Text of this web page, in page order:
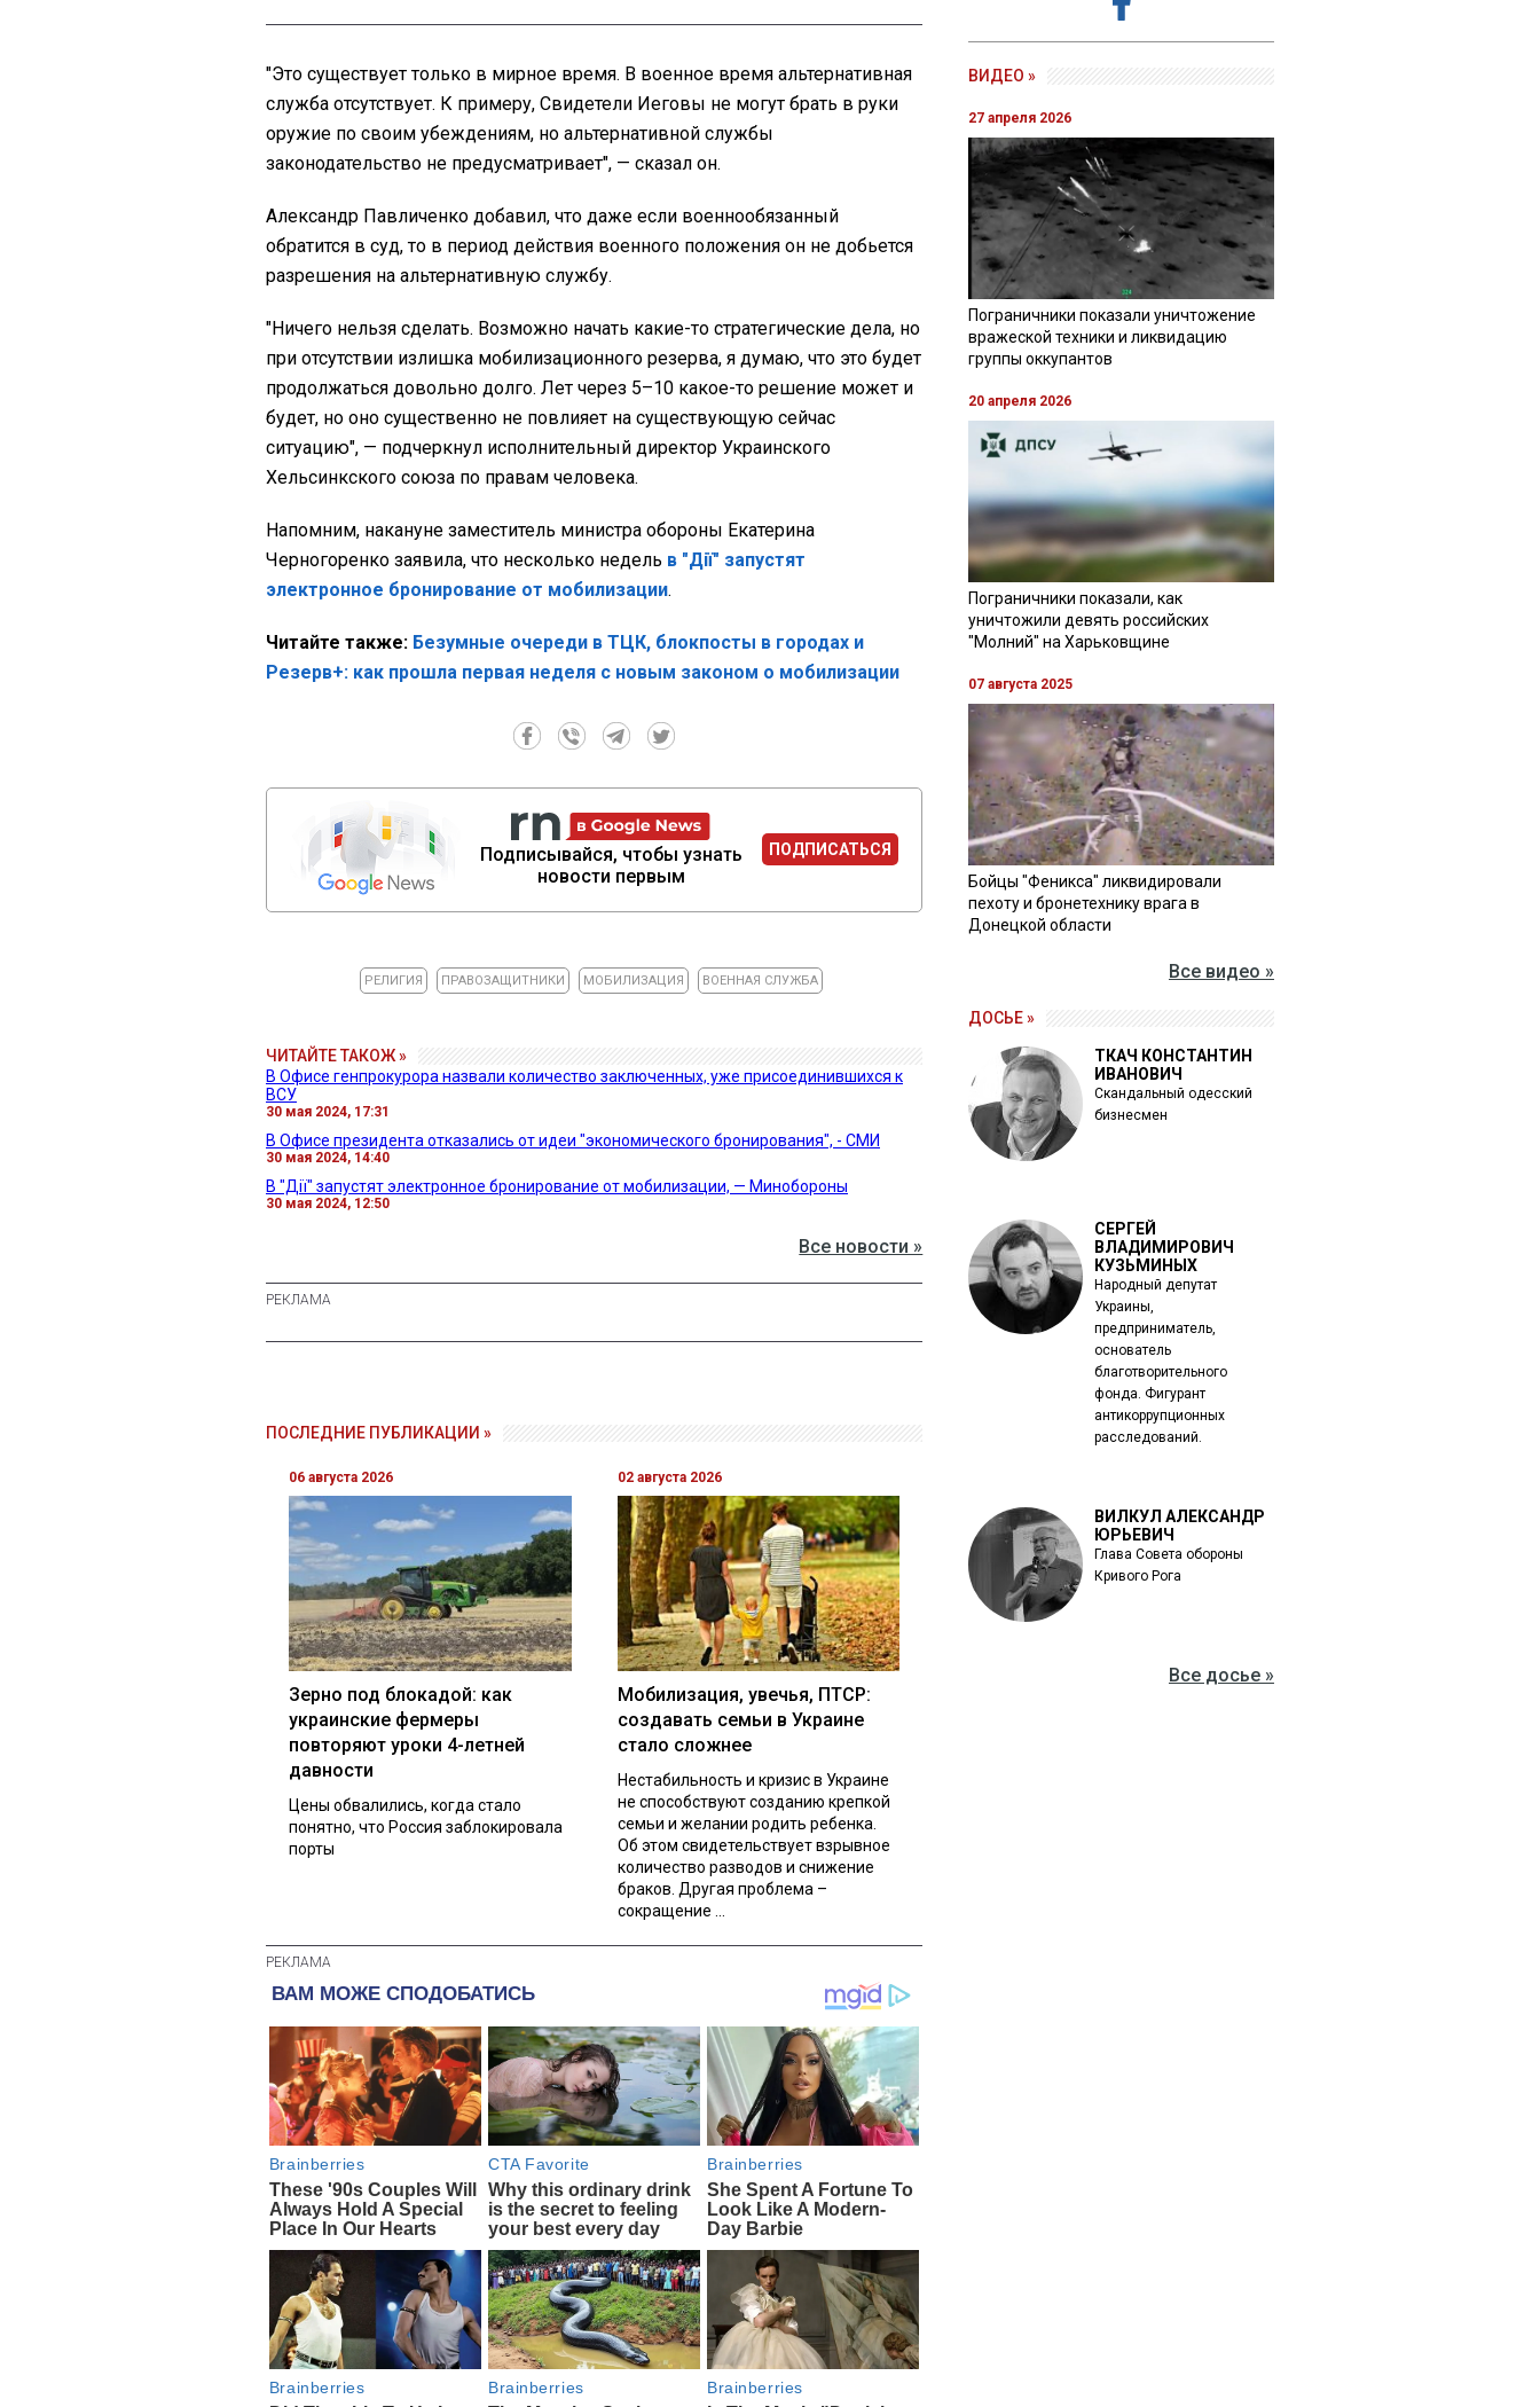
"Это существует только в мирное время. В военное время альтернативная
служба отсутствует. К примеру, Свидетели Иеговы не могут брать в руки
оружие по своим убеждениям, но альтернативной службы
законодательство не предусматривает", — сказал он.
Александр Павличенко добавил, что даже если военнообязанный
обратится в суд, то в период действия военного положения он не добьется
разрешения на альтернативную службу.
"Ничего нельзя сделать. Возможно начать какие-то стратегические дела, но
при отсутствии излишка мобилизационного резерва, я думаю, что это будет
продолжаться довольно долго. Лет через 5–10 какое-то решение может и
будет, но оно существенно не повлияет на существующую сейчас
ситуацию", — подчеркнул исполнительный директор Украинского
Хельсинкского союза по правам человека.
Напомним, накануне заместитель министра обороны Екатерина
Черногоренко заявила, что несколько недель в "Дії" запустят
электронное бронирование от мобилизации.
Читайте также: Безумные очереди в ТЦК, блокпосты в городах и
Резерв+: как прошла первая неделя с новым законом о мобилизации
Подписывайся, чтобы узнать
новости первым
ПОДПИСАТЬСЯ
РЕЛИГИЯ ПРАВОЗАЩИТНИКИ МОБИЛИЗАЦИЯ ВОЕННАЯ СЛУЖБА
ЧИТАЙТЕ ТАКОЖ »
В Офисе генпрокурора назвали количество заключенных, уже присоединившихся к
ВСУ
30 мая 2024, 17:31
В Офисе президента отказались от идеи "экономического бронирования", - СМИ
30 мая 2024, 14:40
В "Дії" запустят электронное бронирование от мобилизации, — Минобороны
30 мая 2024, 12:50
Все новости »
ПОСЛЕДНИЕ ПУБЛИКАЦИИ »
06 августа 2026
Зерно под блокадой: как
украинские фермеры
повторяют уроки 4-летней
давности
Цены обвалились, когда стало
понятно, что Россия заблокировала
порты
02 августа 2026
Мобилизация, увечья, ПТСР:
создавать семьи в Украине
стало сложнее
Нестабильность и кризис в Украине
не способствуют созданию крепкой
семьи и желании родить ребенка.
Об этом свидетельствует взрывное
количество разводов и снижение
браков. Другая проблема –
сокращение ...
ВИДЕО »
27 апреля 2026
Пограничники показали уничтожение
вражеской техники и ликвидацию
группы оккупантов
20 апреля 2026
Пограничники показали, как
уничтожили девять российских
"Молний" на Харьковщине
07 августа 2025
Бойцы "Феникса" ликвидировали
пехоту и бронетехнику врага в
Донецкой области
Все видео »
ДОСЬЕ »
ТКАЧ КОНСТАНТИН
ИВАНОВИЧ
Скандальный одесский
бизнесмен
СЕРГЕЙ
ВЛАДИМИРОВИЧ
КУЗЬМИНЫХ
Народный депутат
Украины,
предприниматель,
основатель
благотворительного
фонда. Фигурант
антикоррупционных
расследований.
ВИЛКУЛ АЛЕКСАНДР
ЮРЬЕВИЧ
Глава Совета обороны
Кривого Рога
Все досье »